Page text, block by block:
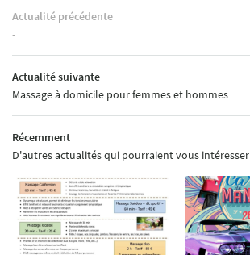
TOURISME
TARIFS
EN IMAGES
AVIS
ACTUALITÉS
CONTACT
Actualité précédente
-
Actualité suivante
Massage à domicile pour femmes et hommes
Récemment
D'autres actualités qui pourraient vous intéresser